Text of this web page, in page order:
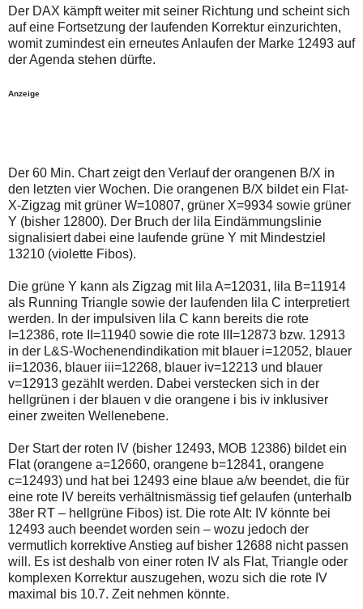
auch
Verstösse
gegen
die
Netiquette
oder
Missbrauch
Sie
Ihre
Browsereinstellungen
oder
Ihre
Internetverbindung
und
versuchen
es
zu
einem
späteren
Zeitpunkt
noch
einmal.
Sollte
das
Problem
weiterbestehen
ich
um
Kontaktaufnahme
per
Mail
robbys-
elliottwellen@online.de.
Bis
zur
Lösung
des
Problems
sind
Alternativ
sind
die
Post
auch
auf
Plattform
Der DAX kämpft weiter mit seiner Richtung und scheint sich
auf eine Fortsetzung der laufenden Korrektur einzurichten,
womit zumindest ein erneutes Anlaufen der Marke 12493 auf
der Agenda stehen dürfte.
Anzeige
Der 60 Min. Chart zeigt den Verlauf der orangenen B/X in
den letzten vier Wochen. Die orangenen B/X bildet ein Flat-
X-Zigzag mit grüner W=10807, grüner X=9934 sowie grüner
Y (bisher 12800). Der Bruch der lila Eindämmungslinie
signalisiert dabei eine laufende grüne Y mit Mindestziel
13210 (violette Fibos).
Die grüne Y kann als Zigzag mit lila A=12031, lila B=11914
als Running Triangle sowie der laufenden lila C interpretiert
werden. In der impulsiven lila C kann bereits die rote
I=12386, rote II=11940 sowie die rote III=12873 bzw. 12913
in der L&S-Wochenendindikation mit blauer i=12052, blauer
ii=12036, blauer iii=12268, blauer iv=12213 und blauer
v=12913 gezählt werden. Dabei verstecken sich in der
hellgrünen i der blauen v die orangene i bis iv inklusiver
einer zweiten Wellenebene.
Der Start der roten IV (bisher 12493, MOB 12386) bildet ein
Flat (orangene a=12660, orangene b=12841, orangene
c=12493) und hat bei 12493 eine blaue a/w beendet, die für
eine rote IV bereits verhältnismässig tief gelaufen (unterhalb
38er RT – hellgrüne Fibos) ist. Die rote Alt: IV könnte bei
12493 auch beendet worden sein – wozu jedoch der
vermutlich korrektive Anstieg auf bisher 12688 nicht passen
will. Es ist deshalb von einer roten IV als Flat, Triangle oder
komplexen Korrektur auszugehen, wozu sich die rote IV
maximal bis 10.7. Zeit nehmen könnte.